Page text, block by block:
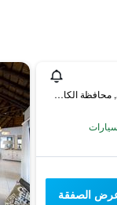
4 Napier Road, سانت فرانسس باي, محافظة الكاب الشرقية, جنوب أفريقيا
الصفقة